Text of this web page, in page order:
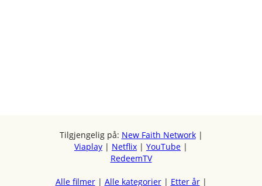
Tilgjengelig på: New Faith Network|
Viaplay | Netflix | YouTube |
RedeemTV
Alle filmer| Alle kategorier| Etter år|